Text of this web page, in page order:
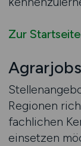
Zur Startseite
Regionen
fachlichen
einsetzen